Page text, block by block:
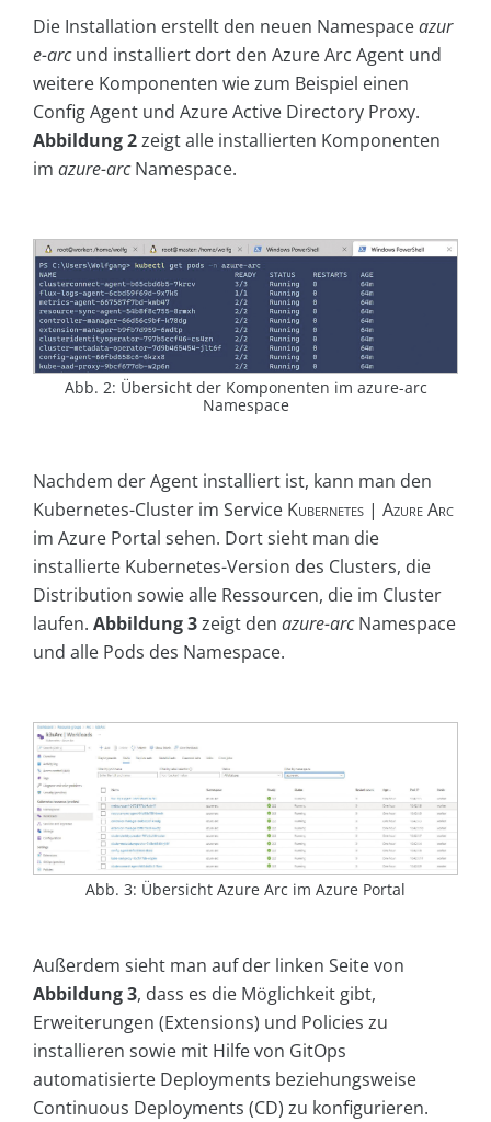
Die Installation erstellt den neuen Namespaceazur
e-arcund installiert dort den Azure Arc Agent und
weitere Komponenten wie zum Beispiel einen
Config Agent und Azure Active Directory Proxy.
Abbildung 2zeigt alle installierten Komponenten
im azure-arcNamespace.
Abb. 2: Übersicht der Komponenten im azure-arc
Namespace
Nachdem der Agent installiert ist, kann man den
Kubernetes-Cluster im Service Kubernetes | Azure Arc
im Azure Portal sehen. Dort sieht man die
installierte Kubernetes-Version des Clusters, die
Distribution sowie alle Ressourcen, die im Cluster
laufen. Abbildung 3zeigt den azure-arcNamespace
und alle Pods des Namespace.
Abb. 3: Übersicht Azure Arc im Azure Portal
Außerdem sieht man auf der linken Seite von
Abbildung 3, dass es die Möglichkeit gibt,
Erweiterungen (Extensions) und Policies zu
installieren sowie mit Hilfe von GitOps
automatisierte Deployments beziehungsweise
Continuous Deployments (CD) zu konfigurieren.